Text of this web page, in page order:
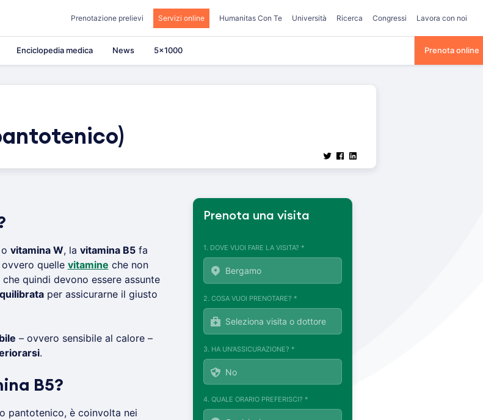
Prenotazione prelievi Servizi online Humanitas Con Te Università Ricerca Congressi Lavora con noi
Enciclopedia medica News 5×1000 Prenota online
vitamina W, la vitamina B5fa
quelle vitamine che non
quindi devono essere assunte
per assicurarne il giusto
– ovvero sensibile al calore –
.
B5?
pantotenico, è coinvolta nei
Prenota una visita
1. DOVE VUOI FARE LA VISITA? *
2. COSA VUOI PRENOTARE? *
3. HA UN'ASSICURAZIONE? *
4. QUALE ORARIO PREFERISCI? *